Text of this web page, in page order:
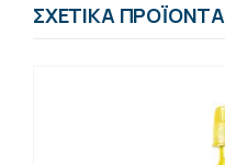
ΣΧΕΤΙΚΆ ΠΡΟΪΌΝΤΑ